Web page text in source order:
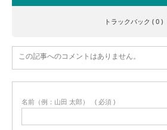
トラックバック ( 0 )
この記事へのコメントはありません。
名前（例：山田 太郎） ( 必須 )